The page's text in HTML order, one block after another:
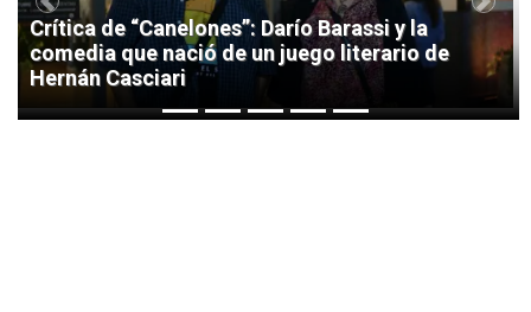
Crítica de “Canelones”: Darío Barassi y la
comedia que nació de un juego literario de
Hernán Casciari
Previous Next